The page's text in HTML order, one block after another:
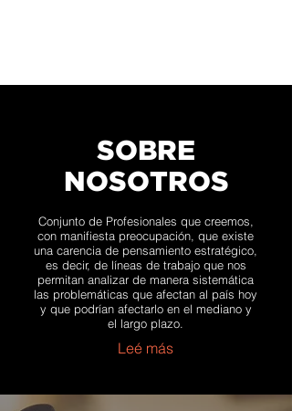
SOBRE
NOSOTROS
Conjunto de Profesionales que creemos,
con manifiesta preocupación, que existe
una carencia de pensamiento estratégico,
es decir, de líneas de trabajo que nos
permitan analizar de manera sistemática
las problemáticas que afectan al país hoy
y que podrían afectarlo en el mediano y
el largo plazo.
Leé más